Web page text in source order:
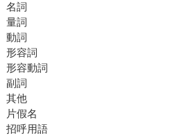
名詞
量詞
動詞
形容詞
形容動詞
副詞
其他
片假名
招呼用語